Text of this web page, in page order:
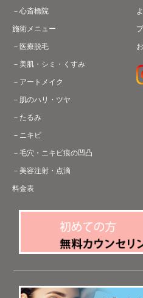
心斎橋院
施術メニュー
医療脱毛
美肌・シミ・くすみ
アートメイク
肌のハリ・ツヤ
たるみ
ニキビ
毛穴・ニキビ痕の凹凸
美容注射・点滴
料金表